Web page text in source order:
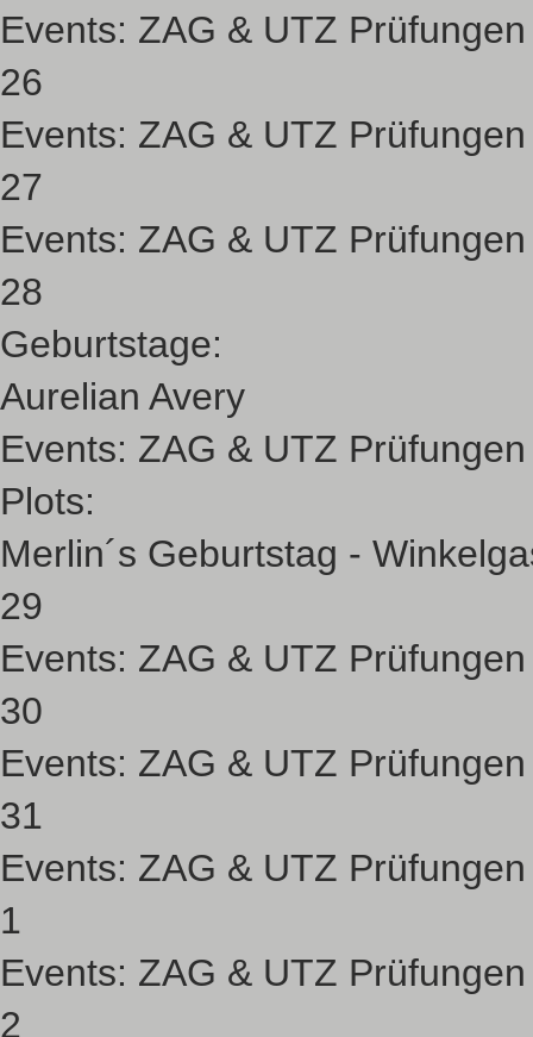
Events: ZAG & UTZ Prüfungen
26
Events: ZAG & UTZ Prüfungen
27
Events: ZAG & UTZ Prüfungen
28
Geburtstage:
Aurelian Avery
Events: ZAG & UTZ Prüfungen
Plots:
Merlin´s Geburtstag -
29
Events: ZAG & UTZ Prüfungen
30
Events: ZAG & UTZ Prüfungen
31
Events: ZAG & UTZ Prüfungen
1
Events: ZAG & UTZ Prüfungen
2